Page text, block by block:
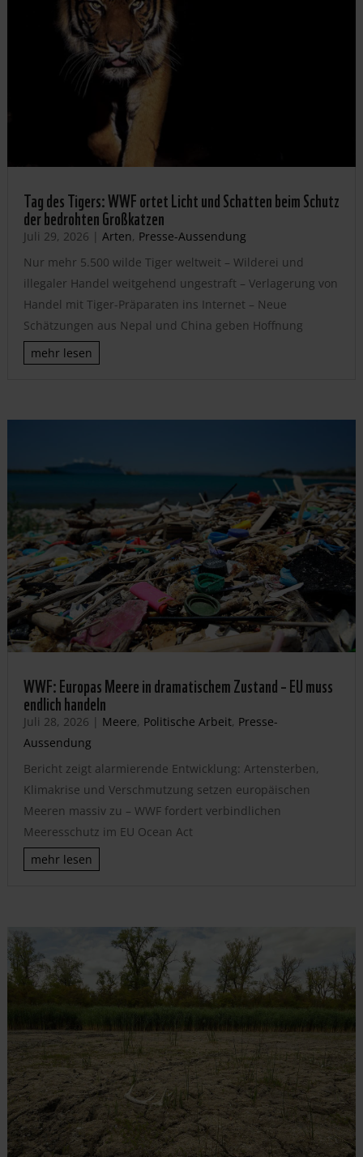
Tag des Tigers: WWF ortet Licht und Schatten beim Schutz
der bedrohten Großkatzen
Juli 29, 2026 | Arten, Presse-Aussendung
Nur mehr 5.500 wilde Tiger weltweit – Wilderei und
illegaler Handel weitgehend ungestraft – Verlagerung von
Handel mit Tiger-Präparaten ins Internet – Neue
Schätzungen aus Nepal und China geben Hoffnung
mehr lesen
WWF: Europas Meere in dramatischem Zustand – EU muss
endlich handeln
Juli 28, 2026 | Meere, Politische Arbeit, Presse-
Aussendung
Bericht zeigt alarmierende Entwicklung: Artensterben,
Klimakrise und Verschmutzung setzen europäischen
Meeren massiv zu – WWF fordert verbindlichen
Meeresschutz im EU Ocean Act
mehr lesen